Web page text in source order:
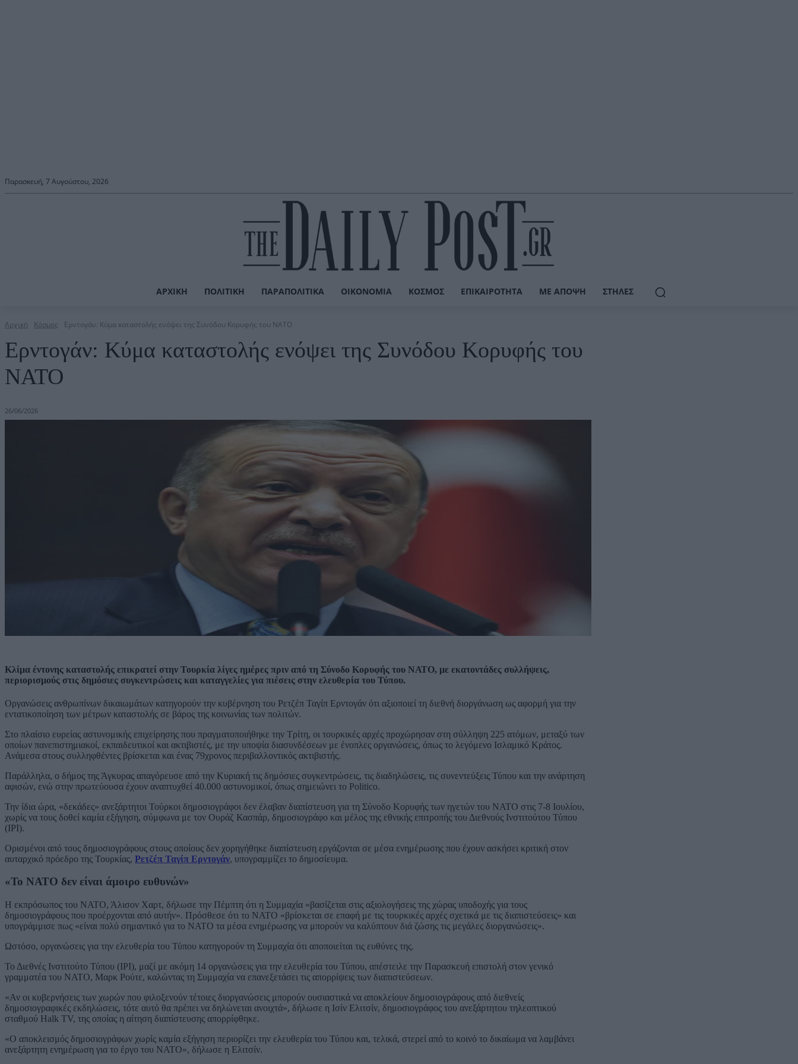
Παρασκευή, 7 Αυγούστου, 2026
ΑΡΧΙΚΉ ΠΟΛΙΤΙΚΉ ΠΑΡΑΠΟΛΙΤΙΚΆ ΟΙΚΟΝΟΜΊΑ ΚΌΣΜΟΣ ΕΠΙΚΑΙΡΌΤΗΤΑ ΜΕ ΆΠΟΨΗ ΣΤΉΛΕΣ
Αρχική Κόσμος Ερντογάν: Κύμα καταστολής ενόψει της Συνόδου Κορυφής του ΝΑΤΟ
Ερντογάν: Κύμα καταστολής ενόψει της Συνόδου Κορυφής του
ΝΑΤΟ
26/06/2026
Κλίμα έντονης καταστολής επικρατεί στην Τουρκία λίγες ημέρες πριν από τη Σύνοδο Κορυφής του ΝΑΤΟ, με εκατοντάδες συλλήψεις,
περιορισμούς στις δημόσιες συγκεντρώσεις και καταγγελίες για πιέσεις στην ελευθερία του Τύπου.
Οργανώσεις ανθρωπίνων δικαιωμάτων κατηγορούν την κυβέρνηση του Ρετζέπ Ταγίπ Ερντογάν ότι αξιοποιεί τη διεθνή διοργάνωση ως αφορμή για την
εντατικοποίηση των μέτρων καταστολής σε βάρος της κοινωνίας των πολιτών.
Στο πλαίσιο ευρείας αστυνομικής επιχείρησης που πραγματοποιήθηκε την Τρίτη, οι τουρκικές αρχές προχώρησαν στη σύλληψη 225 ατόμων, μεταξύ των
οποίων πανεπιστημιακοί, εκπαιδευτικοί και ακτιβιστές, με την υποψία διασυνδέσεων με ένοπλες οργανώσεις, όπως το λεγόμενο Ισλαμικό Κράτος.
Ανάμεσα στους συλληφθέντες βρίσκεται και ένας 79χρονος περιβαλλοντικός ακτιβιστής.
Παράλληλα, ο δήμος της Άγκυρας απαγόρευσε από την Κυριακή τις δημόσιες συγκεντρώσεις, τις διαδηλώσεις, τις συνεντεύξεις Τύπου και την ανάρτηση
αφισών, ενώ στην πρωτεύουσα έχουν αναπτυχθεί 40.000 αστυνομικοί, όπως σημειώνει το Politico.
Την ίδια ώρα, «δεκάδες» ανεξάρτητοι Τούρκοι δημοσιογράφοι δεν έλαβαν διαπίστευση για τη Σύνοδο Κορυφής των ηγετών του ΝΑΤΟ στις 7-8 Ιουλίου,
χωρίς να τους δοθεί καμία εξήγηση, σύμφωνα με τον Ουράζ Κασπάρ, δημοσιογράφο και μέλος της εθνικής επιτροπής του Διεθνούς Ινστιτούτου Τύπου
(IPI).
Ορισμένοι από τους δημοσιογράφους στους οποίους δεν χορηγήθηκε διαπίστευση εργάζονται σε μέσα ενημέρωσης που έχουν ασκήσει κριτική στον
αυταρχικό πρόεδρο της Τουρκίας, Ρετζέπ Ταγίπ Ερντογάν, υπογραμμίζει το δημοσίευμα.
«Το ΝΑΤΟ δεν είναι άμοιρο ευθυνών»
Η εκπρόσωπος του ΝΑΤΟ, Άλισον Χαρτ, δήλωσε την Πέμπτη ότι η Συμμαχία «βασίζεται στις αξιολογήσεις της χώρας υποδοχής για τους
δημοσιογράφους που προέρχονται από αυτήν». Πρόσθεσε ότι το ΝΑΤΟ «βρίσκεται σε επαφή με τις τουρκικές αρχές σχετικά με τις διαπιστεύσεις» και
υπογράμμισε πως «είναι πολύ σημαντικό για το ΝΑΤΟ τα μέσα ενημέρωσης να μπορούν να καλύπτουν διά ζώσης τις μεγάλες διοργανώσεις».
Ωστόσο, οργανώσεις για την ελευθερία του Τύπου κατηγορούν τη Συμμαχία ότι αποποιείται τις ευθύνες της.
Το Διεθνές Ινστιτούτο Τύπου (IPI), μαζί με ακόμη 14 οργανώσεις για την ελευθερία του Τύπου, απέστειλε την Παρασκευή επιστολή στον γενικό
γραμματέα του ΝΑΤΟ, Μαρκ Ρούτε, καλώντας τη Συμμαχία να επανεξετάσει τις απορρίψεις των διαπιστεύσεων.
«Αν οι κυβερνήσεις των χωρών που φιλοξενούν τέτοιες διοργανώσεις μπορούν ουσιαστικά να αποκλείουν δημοσιογράφους από διεθνείς
δημοσιογραφικές εκδηλώσεις, τότε αυτό θα πρέπει να δηλώνεται ανοιχτά», δήλωσε η Ισίν Ελιτσίν, δημοσιογράφος του ανεξάρτητου τηλεοπτικού
σταθμού Halk TV, της οποίας η αίτηση διαπίστευσης απορρίφθηκε.
«Ο αποκλεισμός δημοσιογράφων χωρίς καμία εξήγηση περιορίζει την ελευθερία του Τύπου και, τελικά, στερεί από το κοινό το δικαίωμα να λαμβάνει
ανεξάρτητη ενημέρωση για το έργο του ΝΑΤΟ», δήλωσε η Ελιτσίν.